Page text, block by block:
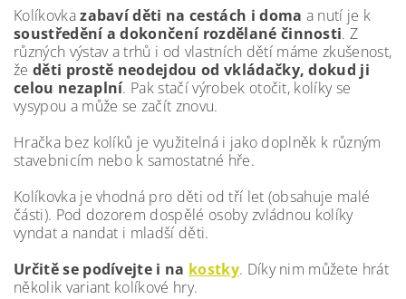
Kolíkovkazabaví děti na cestách i doma a nutí je k
soustředění a dokončení rozdělané činnosti. Z
různých výstav a trhů i od vlastních dětí máme zkušenost,
že děti prostě neodejdou od vkládačky, dokud ji
celou nezaplní. Pak stačí výrobek otočit, kolíky se
vysypou a může se začít znovu.
Hračka bez kolíků je využitelná i jako doplněk k různým
stavebnicím nebo k samostatné hře.
Kolíkovka je vhodná pro děti od tří let (obsahuje malé
části). Pod dozorem dospělé osoby zvládnou kolíky
vyndat a nandat i mladší děti.
Určitě se podívejte i na kostky. Díky nim můžete hrát
několik variant kolíkové hry.